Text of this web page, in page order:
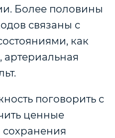
Более половины
связаны с
как
поговорить с
ценные